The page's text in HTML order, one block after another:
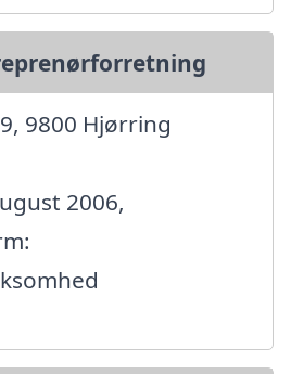
9800 Hjørring
2006,